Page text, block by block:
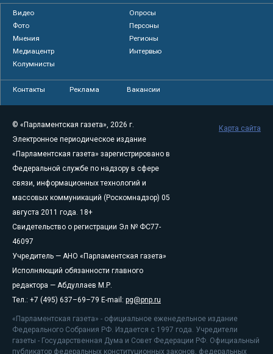
Видео
Опросы
Фото
Персоны
Мнения
Регионы
Медиацентр
Интервью
Колумнисты
Контакты Реклама Вакансии
© «Парламентская газета», 2026 г.
Электронное периодическое издание
«Парламентская газета» зарегистрировано в
Федеральной службе по надзору в сфере
связи, информационных технологий и
массовых коммуникаций (Роскомнадзор) 05
августа 2011 года. 18+
Свидетельство о регистрации Эл № ФС77-
46097
Учредитель — АНО «Парламентская газета»
Исполняющий обязанности главного
редактора — Абдуллаев М.Р.
Тел.: +7 (495) 637–69–79 E-mail: pg@pnp.ru
«Парламентская газета» - официальное еженедельное издание
Федерального Собрания РФ. Издается с 1997 года. Учредители
газеты - Государственная Дума и Совет Федерации РФ. Официальный
публикатор федеральных конституционных законов, федеральных
Карта сайта